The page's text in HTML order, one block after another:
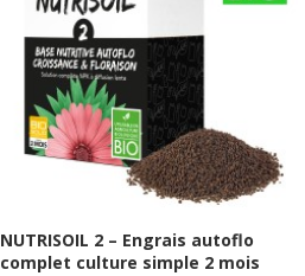
NUTRISOIL 2 – Engrais autoflo
complet culture simple 2 mois